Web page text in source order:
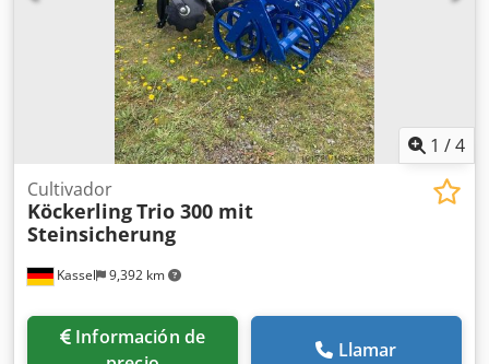
1 /4
Kassel 9,392 km
Cultivador
KöckerlingTrio 300 mit
Steinsicherung
Información de
Llamar